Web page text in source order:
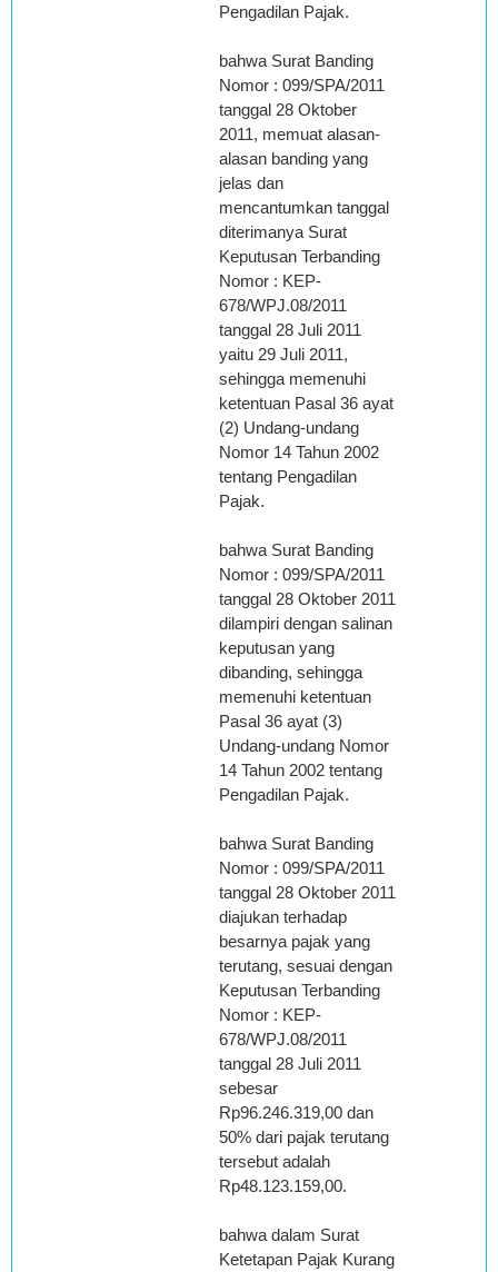
Pengadilan Pajak.
bahwa Surat Banding
Nomor : 099/SPA/2011
tanggal 28 Oktober
2011, memuat alasan-
alasan banding yang
jelas dan
mencantumkan tanggal
diterimanya Surat
Keputusan Terbanding
Nomor : KEP-
678/WPJ.08/2011
tanggal 28 Juli 2011
yaitu 29 Juli 2011,
sehingga memenuhi
ketentuan Pasal 36 ayat
(2) Undang-undang
Nomor 14 Tahun 2002
tentang Pengadilan
Pajak.
bahwa Surat Banding
Nomor : 099/SPA/2011
tanggal 28 Oktober 2011
dilampiri dengan salinan
keputusan yang
dibanding, sehingga
memenuhi ketentuan
Pasal 36 ayat (3)
Undang-undang Nomor
14 Tahun 2002 tentang
Pengadilan Pajak.
bahwa Surat Banding
Nomor : 099/SPA/2011
tanggal 28 Oktober 2011
diajukan terhadap
besarnya pajak yang
terutang, sesuai dengan
Keputusan Terbanding
Nomor : KEP-
678/WPJ.08/2011
tanggal 28 Juli 2011
sebesar
Rp96.246.319,00 dan
50% dari pajak terutang
tersebut adalah
Rp48.123.159,00.
bahwa dalam Surat
Ketetapan Pajak Kurang